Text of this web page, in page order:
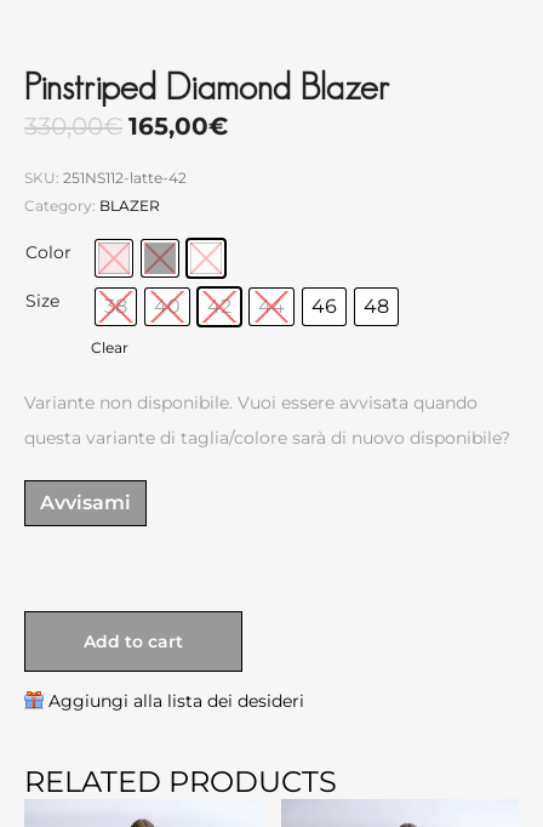
Pinstriped Diamond Blazer
330,00€ 165,00€
SKU: 251NS112-latte-42
Category: BLAZER
Color
Size 38 40 42 44 46 48
Clear
Variante non disponibile. Vuoi essere avvisata quando
questa variante di taglia/colore sarà di nuovo disponibile?
Avvisami
Add to cart
Aggiungi alla lista dei desideri
RELATED PRODUCTS